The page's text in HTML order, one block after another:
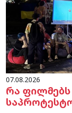
07.08.2026
რა ფილმებს